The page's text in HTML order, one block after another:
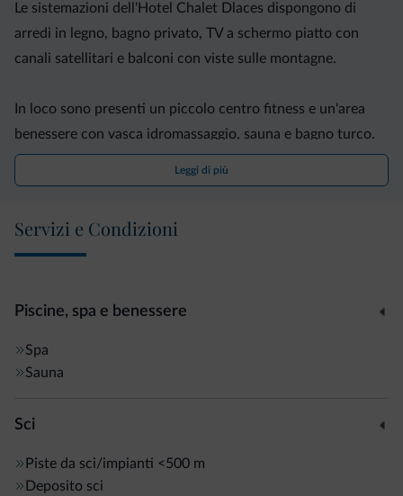
Le sistemazioni dell'Hotel Chalet Dlaces dispongono di
arredi in legno, bagno privato, TV a schermo piatto con
canali satellitari e balconi con viste sulle montagne.
In loco sono presenti un piccolo centro fitness e un'area
benessere con vasca idromassaggio, sauna e bagno turco.
Ogni mattina vi attende una colazione continentale a buffet
calde.
praticare escursioni, mentre in inverno offre un facile
gratuito.
Leggi di più
Servizi e Condizioni
Piscine, spa e benessere
Spa
Sauna
Sci
Piste da sci/impianti <500 m
Deposito sci